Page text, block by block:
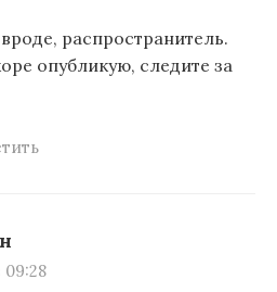
распространитель.
опубликую, следите за